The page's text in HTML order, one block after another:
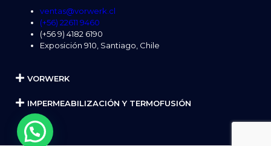
ventas@vorwerk.cl
(+56) 22611 9460
(+56 9) 4182 6190
Exposición 910, Santiago, Chile
VORWERK
IMPERMEABILIZACIÓN Y TERMOFUSIÓN